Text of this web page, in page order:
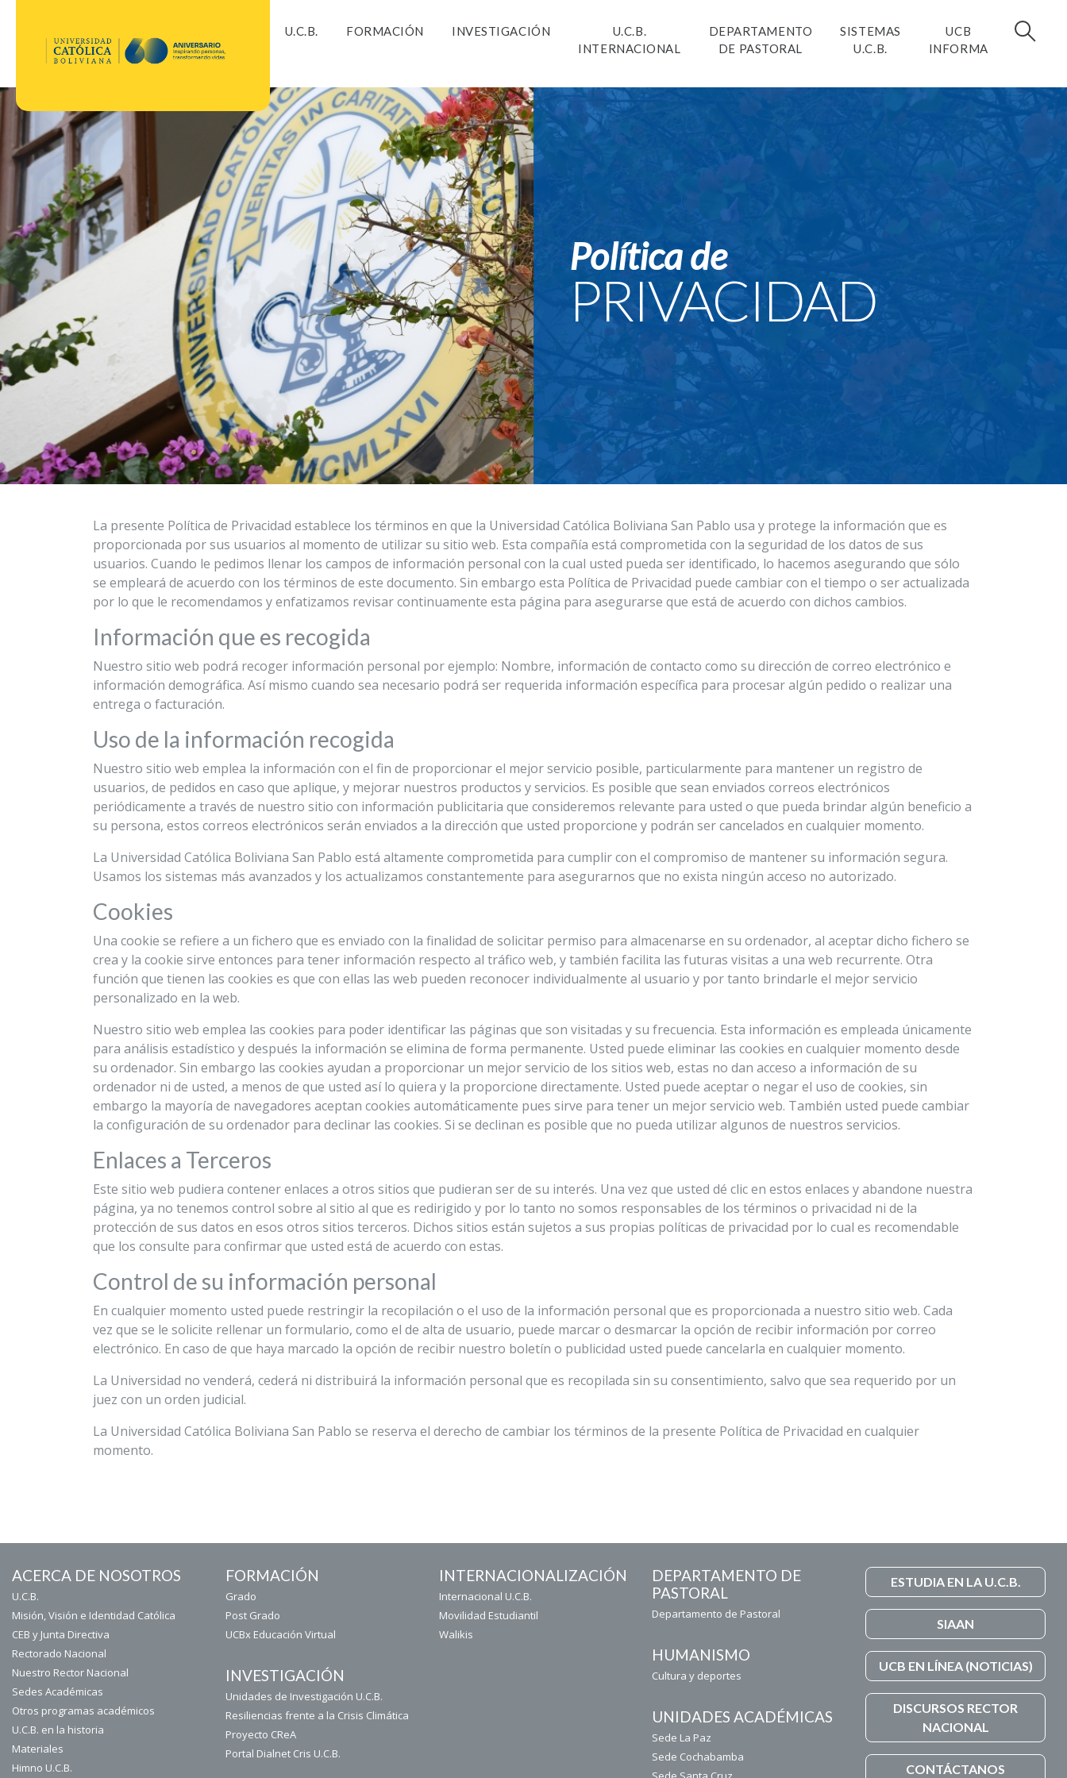
U.C.B. FORMACIÓN INVESTIGACIÓN
U.C.B.
INTERNACIONAL
DEPARTAMENTO
DE PASTORAL
SISTEMAS
U.C.B.
UCB
INFORMA
Política de
PRIVACIDAD
La presente Política de Privacidad establece los términos en que la Universidad Católica Boliviana San Pablo usa y protege la información que es
proporcionada por sus usuarios al momento de utilizar su sitio web. Esta compañía está comprometida con la seguridad de los datos de sus
usuarios. Cuando le pedimos llenar los campos de información personal con la cual usted pueda ser identificado, lo hacemos asegurando que sólo
se empleará de acuerdo con los términos de este documento. Sin embargo esta Política de Privacidad puede cambiar con el tiempo o ser actualizada
por lo que le recomendamos y enfatizamos revisar continuamente esta página para asegurarse que está de acuerdo con dichos cambios.
Información que es recogida
Nuestro sitio web podrá recoger información personal por ejemplo: Nombre, información de contacto como su dirección de correo electrónico e
información demográfica. Así mismo cuando sea necesario podrá ser requerida información específica para procesar algún pedido o realizar una
entrega o facturación.
Uso de la información recogida
Nuestro sitio web emplea la información con el fin de proporcionar el mejor servicio posible, particularmente para mantener un registro de
usuarios, de pedidos en caso que aplique, y mejorar nuestros productos y servicios. Es posible que sean enviados correos electrónicos
periódicamente a través de nuestro sitio con información publicitaria que consideremos relevante para usted o que pueda brindar algún beneficio a
su persona, estos correos electrónicos serán enviados a la dirección que usted proporcione y podrán ser cancelados en cualquier momento.
La Universidad Católica Boliviana San Pablo está altamente comprometida para cumplir con el compromiso de mantener su información segura.
Usamos los sistemas más avanzados y los actualizamos constantemente para asegurarnos que no exista ningún acceso no autorizado.
Cookies
Una cookie se refiere a un fichero que es enviado con la finalidad de solicitar permiso para almacenarse en su ordenador, al aceptar dicho fichero se
crea y la cookie sirve entonces para tener información respecto al tráfico web, y también facilita las futuras visitas a una web recurrente. Otra
función que tienen las cookies es que con ellas las web pueden reconocer individualmente al usuario y por tanto brindarle el mejor servicio
personalizado en la web.
Nuestro sitio web emplea las cookies para poder identificar las páginas que son visitadas y su frecuencia. Esta información es empleada únicamente
para análisis estadístico y después la información se elimina de forma permanente. Usted puede eliminar las cookies en cualquier momento desde
su ordenador. Sin embargo las cookies ayudan a proporcionar un mejor servicio de los sitios web, estas no dan acceso a información de su
ordenador ni de usted, a menos de que usted así lo quiera y la proporcione directamente. Usted puede aceptar o negar el uso de cookies, sin
embargo la mayoría de navegadores aceptan cookies automáticamente pues sirve para tener un mejor servicio web. También usted puede cambiar
la configuración de su ordenador para declinar las cookies. Si se declinan es posible que no pueda utilizar algunos de nuestros servicios.
Enlaces a Terceros
Este sitio web pudiera contener enlaces a otros sitios que pudieran ser de su interés. Una vez que usted dé clic en estos enlaces y abandone nuestra
página, ya no tenemos control sobre al sitio al que es redirigido y por lo tanto no somos responsables de los términos o privacidad ni de la
protección de sus datos en esos otros sitios terceros. Dichos sitios están sujetos a sus propias políticas de privacidad por lo cual es recomendable
que los consulte para confirmar que usted está de acuerdo con estas.
Control de su información personal
En cualquier momento usted puede restringir la recopilación o el uso de la información personal que es proporcionada a nuestro sitio web. Cada
vez que se le solicite rellenar un formulario, como el de alta de usuario, puede marcar o desmarcar la opción de recibir información por correo
electrónico. En caso de que haya marcado la opción de recibir nuestro boletín o publicidad usted puede cancelarla en cualquier momento.
La Universidad no venderá, cederá ni distribuirá la información personal que es recopilada sin su consentimiento, salvo que sea requerido por un
juez con un orden judicial.
La Universidad Católica Boliviana San Pablo se reserva el derecho de cambiar los términos de la presente Política de Privacidad en cualquier
momento.
ACERCA DE NOSOTROS
U.C.B.
Misión, Visión e Identidad Católica
CEB y Junta Directiva
Rectorado Nacional
Nuestro Rector Nacional
Sedes Académicas
Otros programas académicos
U.C.B. en la historia
Materiales
Himno U.C.B.
FORMACIÓN
Grado
Post Grado
UCBx Educación Virtual
INVESTIGACIÓN
Unidades de Investigación U.C.B.
Resiliencias frente a la Crisis Climática
Proyecto CReA
Portal Dialnet Cris U.C.B.
INTERNACIONALIZACIÓN
Internacional U.C.B.
Movilidad Estudiantil
Walikis
DEPARTAMENTO DE
PASTORAL
Departamento de Pastoral
HUMANISMO
Cultura y deportes
UNIDADES ACADÉMICAS
Sede La Paz
Sede Cochabamba
ESTUDIA EN LA U.C.B.
SIAAN
UCB EN LÍNEA (NOTICIAS)
DISCURSOS RECTOR
NACIONAL
CONTÁCTANOS